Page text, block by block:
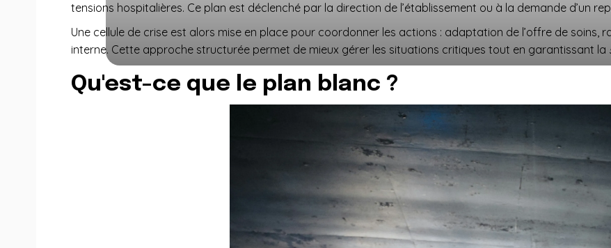
tensions hospitalières. Ce plan est déclenché par la direction de l’établissement ou à la demande d’un
Une cellule de crise est alors mise en place pour coordonner les actions : adaptation de l’offre de
interne. Cette approche structurée permet de mieux gérer les situations critiques tout en garantissant la
Qu'est-ce que le plan blanc ?